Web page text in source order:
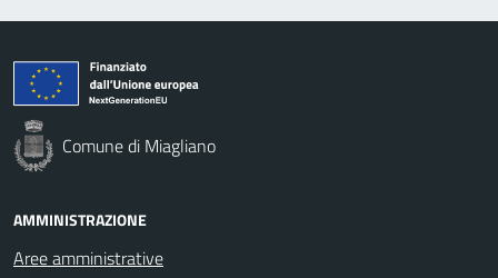
Comune di Miagliano
AMMINISTRAZIONE
Aree amministrative